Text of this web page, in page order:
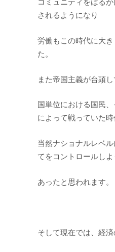
されるようになり
労働もこの時代に大
た。
また帝国主義が台頭
国単位における国民
によって戦っていた
当然ナショナルレベ
てをコントロールし
あったと思われます。
そして現在では、経